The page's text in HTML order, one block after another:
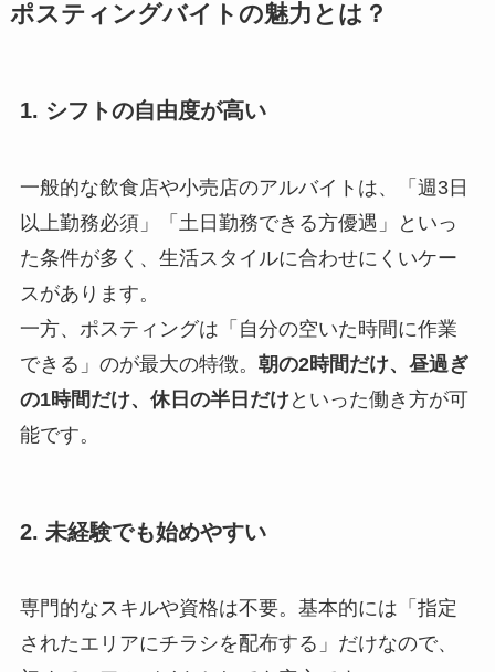
ポスティングバイトの魅力とは？
1. シフトの自由度が高い
一般的な飲食店や小売店のアルバイトは、「週3日
以上勤務必須」「土日勤務できる方優遇」といっ
た条件が多く、生活スタイルに合わせにくいケー
スがあります。
一方、ポスティングは「自分の空いた時間に作業
できる」のが最大の特徴。 朝の2時間だけ、昼過ぎ
の1時間だけ、休日の半日だけといった働き方が可
能です。
2. 未経験でも始めやすい
専門的なスキルや資格は不要。基本的には「指定
されたエリアにチラシを配布する」だけなので、